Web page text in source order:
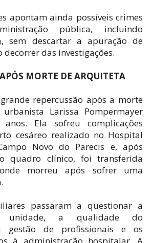
apontam ainda possíveis crimes
pública, incluindo
sem descartar a apuração de
das investigações.
MORTE DE ARQUITETA
repercussão após a morte
Larissa Pompermayer
Ela sofreu complicações
cesáreo realizado no Hospital
Novo do Parecis e, após
quadro clínico, foi transferida
morreu após sofrer uma
passaram a questionar a
unidade, a qualidade do
gestão de profissionais e os
à administração hospitalar. A